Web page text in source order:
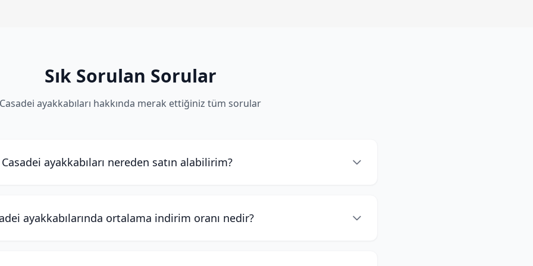
Sık Sorulan Sorular
Casadei ayakkabıları hakkında merak ettiğiniz tüm sorular
Casadei ayakkabıları nereden satın alabilirim?
ayakkabılarında ortalama indirim oranı nedir?